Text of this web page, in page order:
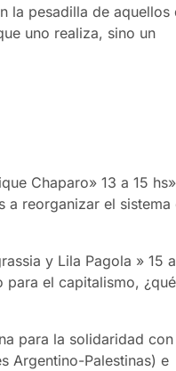
la pesadilla de aquellos
uno realiza, sino un
Chaparo» 13 a 15
a reorganizar el sistema
y Lila Pagola » 15
para el capitalismo, ¿qué
para la solidaridad con
Argentino-Palestinas) e